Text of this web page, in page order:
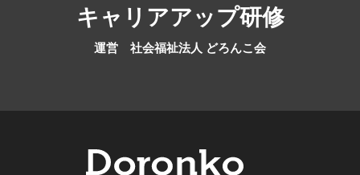
キャリアアップ研修
運営 社会福祉法人 どろんこ会